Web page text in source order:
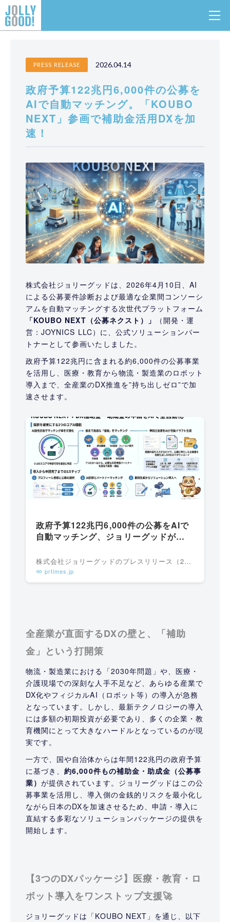
TOP
政府予算122兆円6,000件の公募をAIで自動マッチング。
PRESS RELEASE 2026.04.14
政府予算122兆円6,000件の公募を
AIで自動マッチング。「KOUBO
NEXT」参画で補助金活用DXを加
速！
株式会社ジョリーグッドは、2026年4月10日、AI
による公募要件診断および最適な企業間コンソーシ
アムを自動マッチングする次世代プラットフォーム
「KOUBO NEXT（公募ネクスト）」
（開発・運
営：JOYNICS LLC）に、公式ソリューションパー
トナーとして参画いたしました。
政府予算122兆円に含まれる約6,000件の公募事業
を活用し、医療・教育から物流・製造業のロボット
導入まで、全産業のDX推進を”持ち出しゼロ”で加
速させます。
政府予算122兆円6,000件の公募をAIで
自動マッチング、ジョリーグッドが
DXを加速
株式会社ジョリーグッドのプレスリリース（2026年4月10日 15時39分）政府予算122兆円6,000件の公募をAIで自動マッチング、ジョリーグッドが「KOUBO NEXT」参画で補助金活用DXを加速
prtimes.jp
全産業が直面するDXの壁と、「補助
金」という打開策
物流・製造業における「2030年問題」や、医療・
介護現場での深刻な人手不足など、あらゆる産業で
DX化やフィジカルAI（ロボット等）の導入が急務
となっています。しかし、最新テクノロジーの導入
には多額の初期投資が必要であり、多くの企業・教
育機関にとって大きなハードルとなっているのが現
実です。
一方で、国や自治体からは年間122兆円の政府予算
に基づき、約6,000件もの補助金・助成金（公募事
業）が提供されています。ジョリーグッドはこの公
募事業を活用し、導入側の金銭的リスクを最小化し
ながら日本のDXを加速させるため、申請・導入に
直結する多彩なソリューションパッケージの提供を
開始します。
【3つのDXパッケージ】医療・教育・ロ
ボット導入をワンストップ支援🚀
ジョリーグッドは「KOUBO NEXT」を通じ、以下